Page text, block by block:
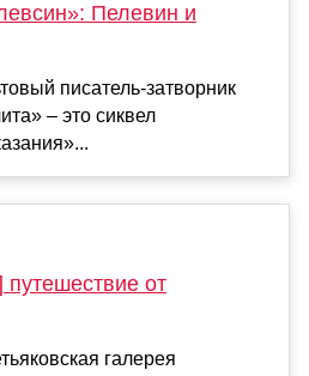
Пелевин и
писатель-затворник
– это сиквел
от
галерея